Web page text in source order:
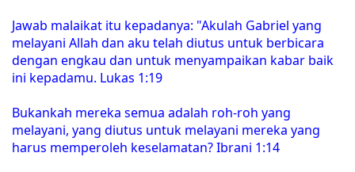
Jawab malaikat itu kepadanya: "Akulah Gabriel yang
melayani Allah dan aku telah diutus untuk berbicara
dengan engkau dan untuk menyampaikan kabar baik
ini kepadamu. Lukas 1:19
Bukankah mereka semua adalah roh-roh yang
melayani, yang diutus untuk melayani mereka yang
harus memperoleh keselamatan? Ibrani 1:14